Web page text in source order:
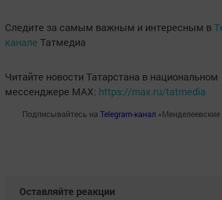
Следите за самым важным и интересным в
канале Татмедиа
Читайте новости Татарстана в национальном
мессенджере MАХ: https://max.ru/tatmedia
Подписывайтесь на Telegram-канал «Менделеевские
Оставляйте реакции